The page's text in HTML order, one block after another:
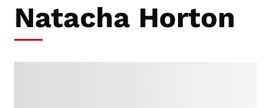
RUBRIQUES
Tous les articles
Natacha Horton